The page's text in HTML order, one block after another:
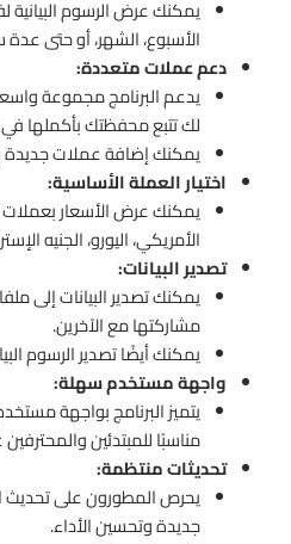
يمكنك عرض الرسوم البيانية
الأسبوع، الشهر، أو حتى
دعم عملات متعددة:
يدعم البرنامج مجموعة
لك تتبع محفظتك بأكملها
يمكنك إضافة عملات
اختيار العملة الأساسية:
يمكنك عرض الأسعار بعملات
الأمريكي، اليورو، الجنيه
تصدير البيانات:
مشاركتها مع الآخرين.
يمكنك أيضًا تصدير الرسوم
واجهة مستخدم سهلة:
يتميز البرنامج بواجهة
مناسبًا للمبتدئين
تحديثات منتظمة:
يحرص المطورون على تحديث
جديدة وتحسين الأداء.